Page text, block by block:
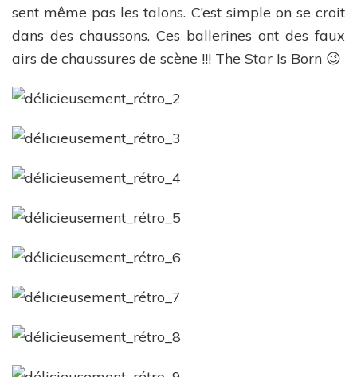
sent même pas les talons. C’est simple on se croit
dans des chaussons. Ces ballerines ont des faux
airs de chaussures de scène !!! The Star Is Born 😉